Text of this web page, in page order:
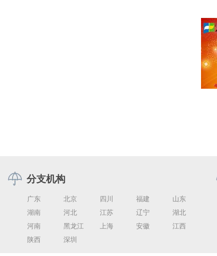
分支机构
广东 北京 四川 福建
山东
湖南
河北 江苏 辽宁
湖北
河南
黑龙江 上海 安徽
江西
陕西
深圳